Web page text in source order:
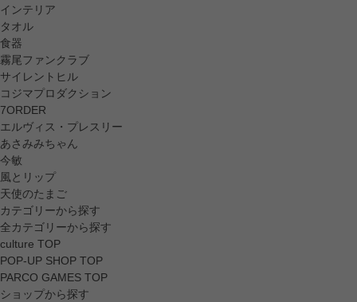
インテリア
タオル
食器
霧尾ファンクラブ
サイレントヒル
コジマプロダクション
7ORDER
エルヴィス・プレスリー
あさみみちゃん
今敏
風とリップ
天使のたまご
カテゴリーから探す
全カテゴリーから探す
culture TOP
POP-UP SHOP TOP
PARCO GAMES TOP
ショップから探す